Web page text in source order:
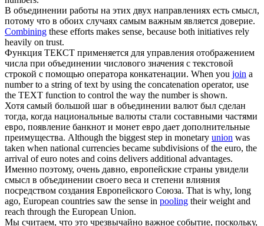
В объединении работы на этих двух направлениях есть смысл,
потому что в обоих случаях самым важным является доверие.
Combining these efforts makes sense, because both initiatives rely
heavily on trust.
Функция ТЕКСТ применяется для управления отображением
числа при объединении числового значения с текстовой
строкой с помощью оператора конкатенации. When you join a
number to a string of text by using the concatenation operator, use
the TEXT function to control the way the number is shown.
Хотя самый большой шаг в объединении валют был сделан
тогда, когда национальные валюты стали составными частями
евро, появление банкнот и монет евро дает дополнительные
преимущества. Although the biggest step in monetary union was
taken when national currencies became subdivisions of the euro, the
arrival of euro notes and coins delivers additional advantages.
Именно поэтому, очень давно, европейские страны увидели
смысл в объединении своего веса и степени влияния
посредством создания Европейского Союза. That is why, long
ago, European countries saw the sense in pooling their weight and
reach through the European Union.
Мы считаем, что это чрезвычайно важное событие, поскольку,